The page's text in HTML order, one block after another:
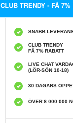
CLUB TRENDY - FÅ 7%
SNABB
CLUB TRENDY
FÅ 7% RABATT
LIVE CHAT
(LÖR-SÖN 10-18)
30 DAGARS
ÖVER 8 000 000